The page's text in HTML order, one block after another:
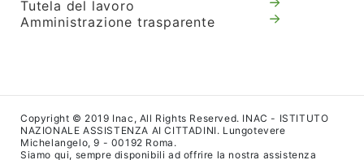
Tutela del lavoro
Amministrazione trasparente
Copyright © 2019 Inac, All Rights Reserved. INAC - ISTITUTO
NAZIONALE ASSISTENZA AI CITTADINI. Lungotevere
Michelangelo, 9 - 00192 Roma.
Siamo qui, sempre disponibili ad offrire la nostra assistenza